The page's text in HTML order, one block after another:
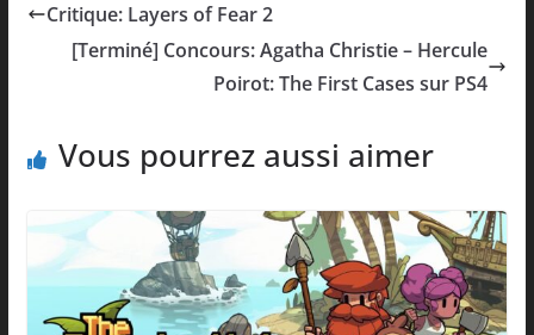
Critique: Layers of Fear 2
[Terminé] Concours: Agatha Christie – Hercule
Poirot: The First Cases sur PS4
Vous pourrez aussi aimer